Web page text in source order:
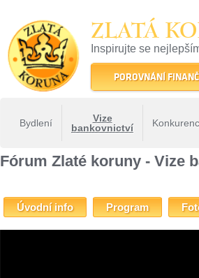
ZLATÁ
Inspirujte se
22 let tradice a
POROVNÁNÍ
Bydlení
Vize
bankovnictví
Fórum Zlaté
Fórum Zlaté koruny - Vize
Úvodní info Program